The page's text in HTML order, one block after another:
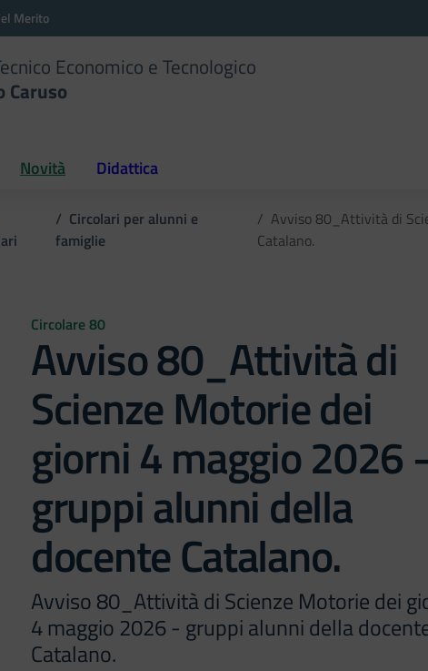
Merito
Economico e Tecnologico
Caruso
Novità Didattica
Circolari per alunni e
famiglie
Avviso 80_Attività di
Catalano.
Circolare 80
Avviso 80_Attività di
Scienze Motorie dei
giorni 4 maggio 2026
gruppi alunni della
docente Catalano.
Avviso 80_Attività di Scienze Motorie dei
4 maggio 2026 - gruppi alunni della
Catalano.